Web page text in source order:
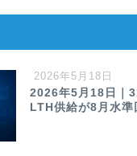
2026年5月18日
2026年5月18日｜
LTH供給が8月水準